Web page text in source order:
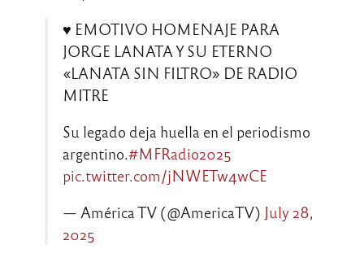
♥ EMOTIVO HOMENAJE PARA
JORGE LANATA Y SU ETERNO
«LANATA SIN FILTRO» DE RADIO
MITRE
Su legado deja huella en el periodismo
argentino.#MFRadio2025
pic.twitter.com/jNWETw4wCE
— América TV (@AmericaTV) July 28,
2025